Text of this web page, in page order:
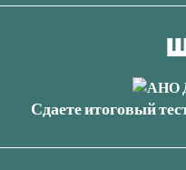
Сдаете итоговый